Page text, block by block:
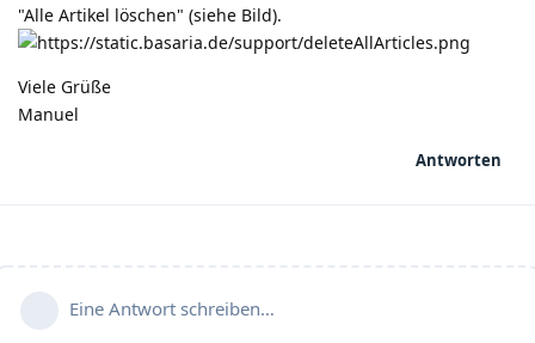
"Alle Artikel löschen" (siehe Bild).
Viele Grüße
Manuel
Antworten
Eine Antwort schreiben…